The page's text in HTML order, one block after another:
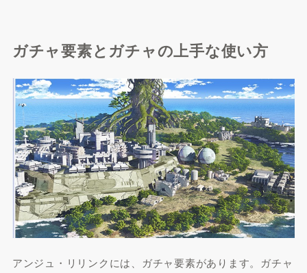
ガチャ要素とガチャの上手な使い方
アンジュ・リリンクには、ガチャ要素があります。ガチャ